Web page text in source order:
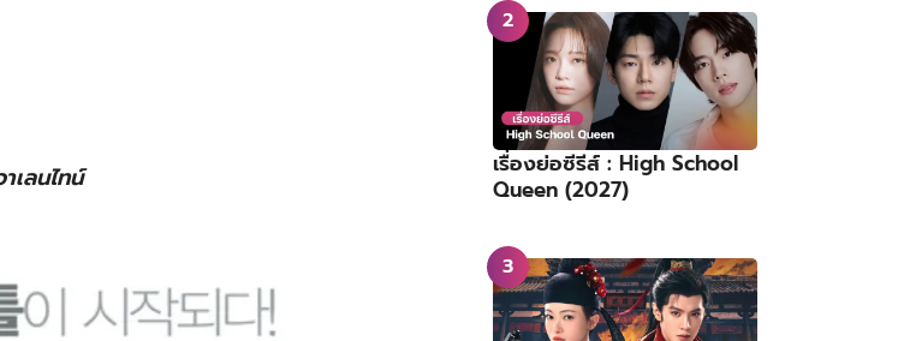
เลนไทน์
เรื่องย่อซีรีส์ : High School
Queen (2027)